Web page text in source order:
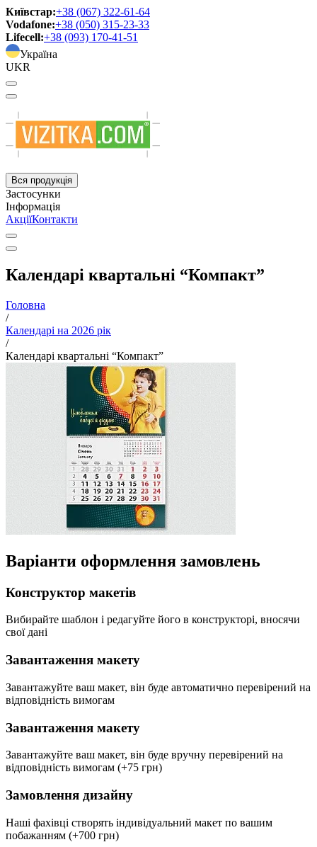
Київстар:+38 (067) 322-61-64
Vodafone:+38 (050) 315-23-33
Lifecell:+38 (093) 170-41-51
Україна
UKR
Вся продукція
Застосунки
Інформація
АкціїКонтакти
Календарі квартальні “Компакт”
Головна
/
Календарі на 2026 рік
/
Календарі квартальні “Компакт”
Варіанти оформлення замовлень
Конструктор макетів
Вибирайте шаблон і редагуйте його в конструкторі, вносячи
свої дані
Завантаження макету
Завантажуйте ваш макет, він буде автоматично перевірений на
відповідність вимогам
Завантаження макету
Завантажуйте ваш макет, він буде вручну перевірений на
відповідність вимогам (+75 грн)
Замовлення дизайну
Наші фахівці створять індивідуальний макет по вашим
побажанням (+700 грн)